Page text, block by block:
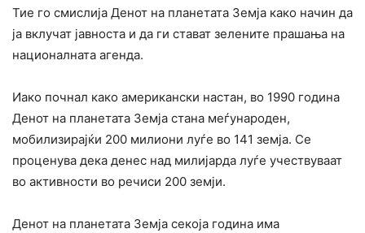
Тие го смислија Денот на планетата Земја како начин да
ја вклучат јавноста и да ги стават зелените прашања на
националната агенда.
Иако почнал како американски настан, во 1990 година
Денот на планетата Земја стана меѓународен,
мобилизирајќи 200 милиони луѓе во 141 земја. Се
проценува дека денес над милијарда луѓе учествуваат
во активности во речиси 200 земји.
Денот на планетата Земја секоја година има